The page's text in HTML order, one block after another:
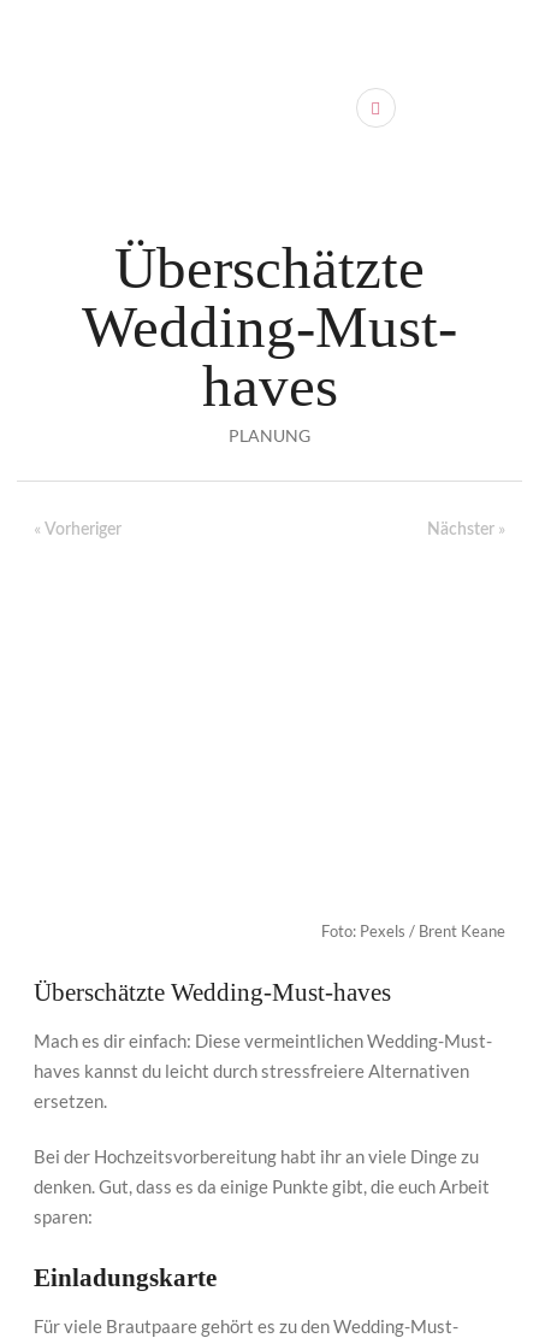
Überschätzte
Wedding-Must-
haves
PLANUNG
« Vorheriger Nächster »
Foto: Pexels / Brent Keane
Überschätzte Wedding-Must-haves
Mach es dir einfach: Diese vermeintlichen Wedding-Must-
haves kannst du leicht durch stressfreiere Alternativen
ersetzen.
Bei der Hochzeitsvorbereitung habt ihr an viele Dinge zu
denken. Gut, dass es da einige Punkte gibt, die euch Arbeit
sparen:
Einladungskarte
Für viele Brautpaare gehört es zu den Wedding-Must-